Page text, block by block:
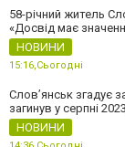
58-річний житель
«Досвід має
НОВИНИ
15:16,Сьогодні
Слов’янськ згадує
загинув у серпні
НОВИНИ